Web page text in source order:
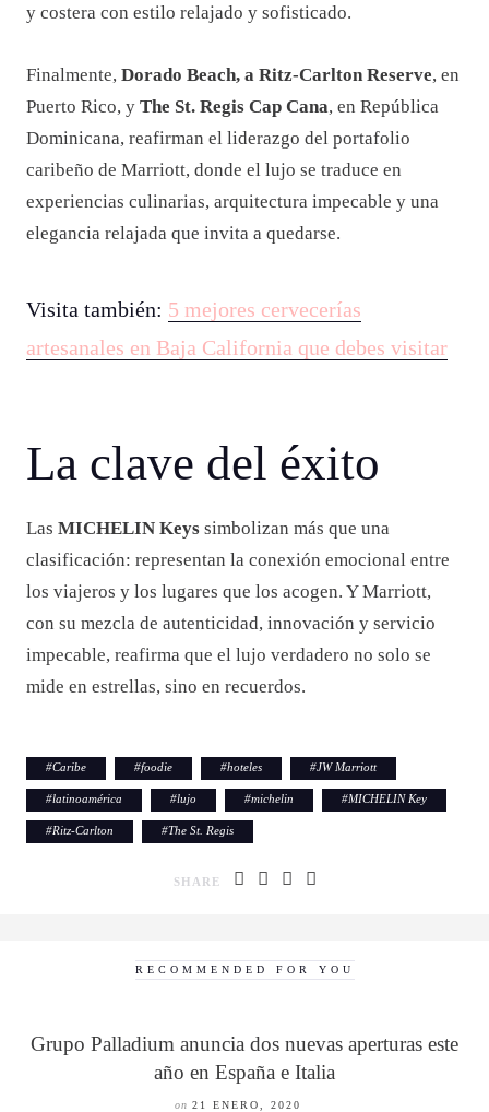
y costera con estilo relajado y sofisticado.
Finalmente, Dorado Beach, a Ritz-Carlton Reserve, en
Puerto Rico, y The St. Regis Cap Cana, en República
Dominicana, reafirman el liderazgo del portafolio
caribeño de Marriott, donde el lujo se traduce en
experiencias culinarias, arquitectura impecable y una
elegancia relajada que invita a quedarse.
Visita también: 5 mejores cervecerías
artesanales en Baja California que debes visitar
La clave del éxito
Las MICHELIN Keys simbolizan más que una
clasificación: representan la conexión emocional entre
los viajeros y los lugares que los acogen. Y Marriott,
con su mezcla de autenticidad, innovación y servicio
impecable, reafirma que el lujo verdadero no solo se
mide en estrellas, sino en recuerdos.
#Caribe #foodie #hoteles #JW Marriott
#latinoamérica #lujo #michelin #MICHELIN Key
#Ritz-Carlton #The St. Regis
SHARE
RECOMMENDED FOR YOU
Grupo Palladium anuncia dos nuevas aperturas este
año en España e Italia
on 21 ENERO, 2020